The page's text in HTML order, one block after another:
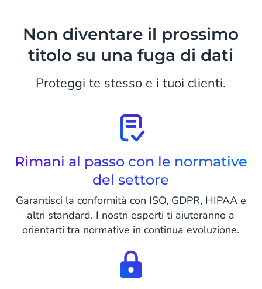
Non diventare il prossimo
titolo su una fuga di dati
Proteggi te stesso e i tuoi clienti.
Rimani al passo con le normative
del settore
Garantisci la conformità con ISO, GDPR, HIPAA e
altri standard. I nostri esperti ti aiuteranno a
orientarti tra normative in continua evoluzione.